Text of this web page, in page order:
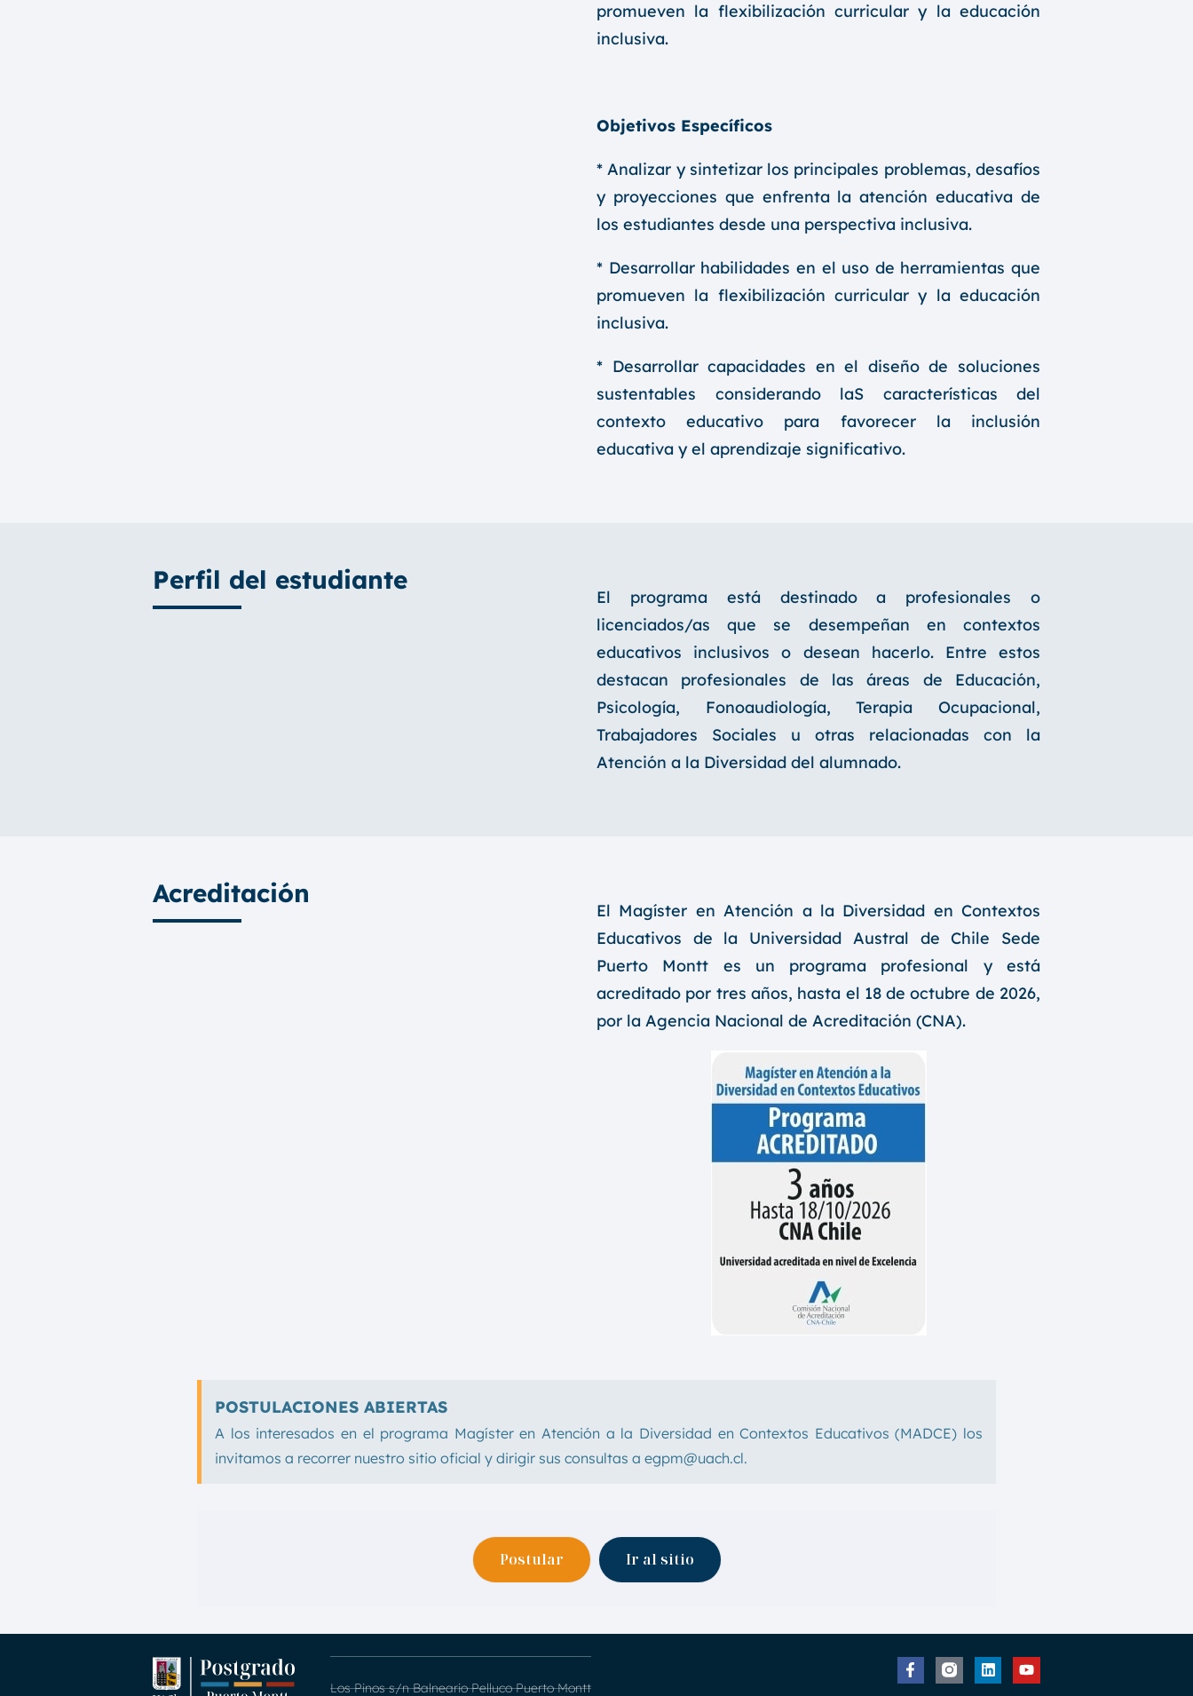
promueven la flexibilización curricular y la educación
inclusiva.
Objetivos Específicos
* Analizar y sintetizar los principales problemas, desafíos
y proyecciones que enfrenta la atención educativa de
los estudiantes desde una perspectiva inclusiva.
* Desarrollar habilidades en el uso de herramientas que
promueven la flexibilización curricular y la educación
inclusiva.
* Desarrollar capacidades en el diseño de soluciones
sustentables considerando laS características del
contexto educativo para favorecer la inclusión
educativa y el aprendizaje significativo.
Perfil del estudiante
El programa está destinado a profesionales o
licenciados/as que se desempeñan en contextos
educativos inclusivos o desean hacerlo. Entre estos
destacan profesionales de las áreas de Educación,
Psicología, Fonoaudiología, Terapia Ocupacional,
Trabajadores Sociales u otras relacionadas con la
Atención a la Diversidad del alumnado.
Acreditación
El Magíster en Atención a la Diversidad en Contextos
Educativos de la Universidad Austral de Chile Sede
Puerto Montt es un programa profesional y está
acreditado por tres años, hasta el 18 de octubre de 2026,
por la Agencia Nacional de Acreditación (CNA).
POSTULACIONES ABIERTAS
A los interesados en el programa Magíster en Atención a la Diversidad en Contextos Educativos (MADCE) los
invitamos a recorrer nuestro sitio oficial y dirigir sus consultas a egpm@uach.cl.
Postular Ir al sitio
Los Pinos s/n Balneario Pelluco Puerto Montt